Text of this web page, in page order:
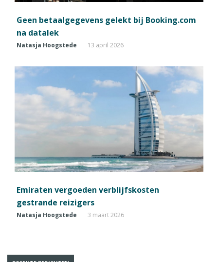
Geen betaalgegevens gelekt bij Booking.com
na datalek
Natasja Hoogstede 13 april 2026
Emiraten vergoeden verblijfskosten
gestrande reizigers
Natasja Hoogstede 3 maart 2026